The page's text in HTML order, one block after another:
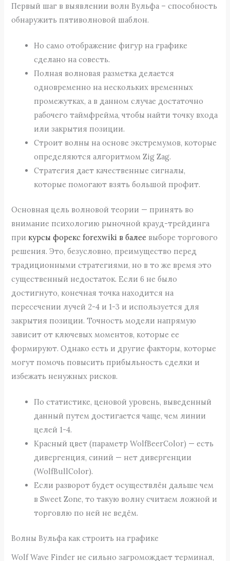
Первый шаг в выявлении волн Вульфа – способность
обнаружить пятиволновой шаблон.
Но само отображение фигур на графике
сделано на совесть.
Полная волновая разметка делается
одновременно на нескольких временных
промежутках, а в данном случае достаточно
рабочего таймфрейма, чтобы найти точку входа
или закрытия позиции.
Строит волны на основе экстремумов, которые
определяются алгоритмом Zig Zag.
Стратегия дает качественные сигналы,
которые помогают взять большой профит.
Основная цель волновой теории — принять во
внимание психологию рыночной крауд-трейдинга
при курсы форекс forexwiki в балее выборе торгового
решения. Это, безусловно, преимущество перед
традиционными стратегиями, но в то же время это
существенный недостаток. Если 6 не было
достигнуто, конечная точка находится на
пересечении лучей 2-4 и 1-3 и используется для
закрытия позиции. Точность модели напрямую
зависит от ключевых моментов, которые ее
формируют. Однако есть и другие факторы, которые
могут помочь повысить прибыльность сделки и
избежать ненужных рисков.
По статистике, ценовой уровень, выведенный
данный путем достигается чаще, чем линии
целей 1-4.
Красный цвет (параметр WolfBeerColor) — есть
дивергенция, синий — нет дивергенции
(WolfBullColor).
Если разворот будет осуществлён дальше чем
в Sweet Zone, то такую волну считаем ложной и
торговлю по ней не ведём.
Волны Вульфа как строить на графике
Wolf Wave Finder не сильно загромождает терминал,